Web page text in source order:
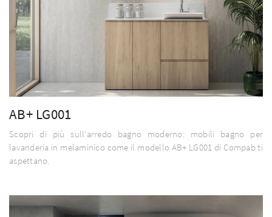
AB+ LG001
Scopri di più sull'arredo bagno moderno: mobili bagno per
lavanderia in melaminico come il modello AB+ LG001 di Compab ti
aspettano.